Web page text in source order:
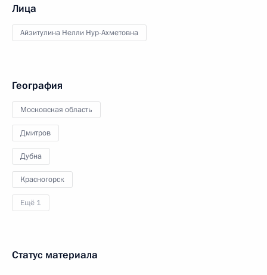
Лица
Айзитулина Нелли Нур-Ахметовна
География
Московская область
Дмитров
Дубна
Красногорск
Ещё 1
Статус материала